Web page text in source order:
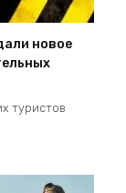
новое
туристов